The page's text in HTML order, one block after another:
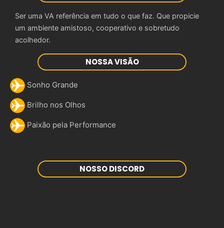
Ser uma VA referência em tudo o que faz. Que propicie
um ambiente amistoso, cooperativo e sobretudo
acolhedor.
NOSSA VISÃO
Sonho Grande
Brilho nos Olhos
Paixão pela Performance
NOSSO DISCORD